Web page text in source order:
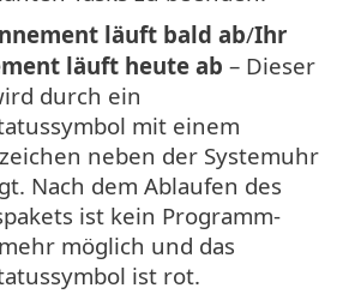
läuft bald ab/Ihr
läuft heute ab – Dieser
durch ein
mit einem
neben der Systemuhr
Nach dem Ablaufen des
ist kein Programm-
möglich und das
ist rot.